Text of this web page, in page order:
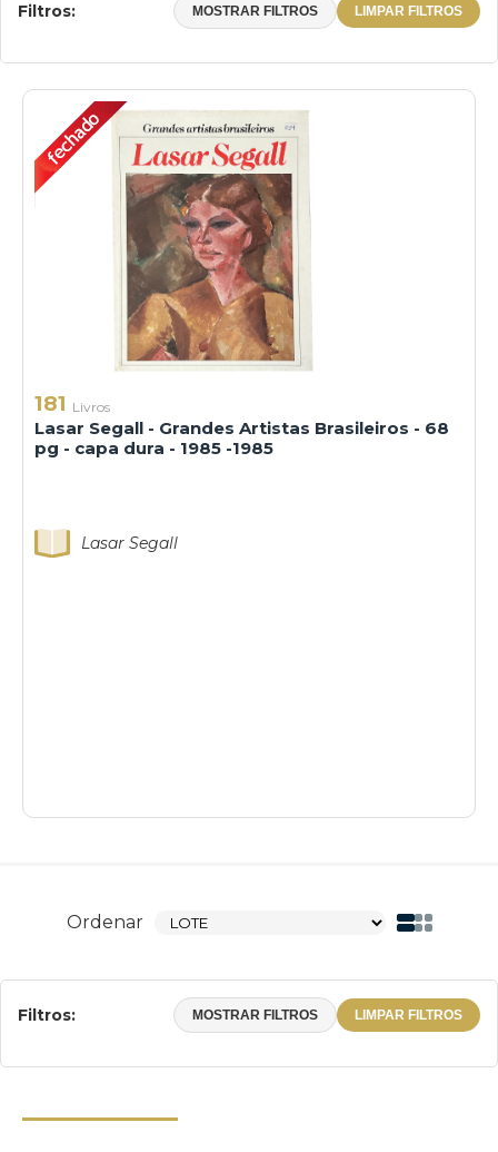
Filtros: MOSTRAR FILTROS LIMPAR FILTROS
181 Livros
Lasar Segall - Grandes Artistas Brasileiros - 68
pg - capa dura - 1985 -1985
Lasar Segall
Ordenar
Filtros: MOSTRAR FILTROS LIMPAR FILTROS